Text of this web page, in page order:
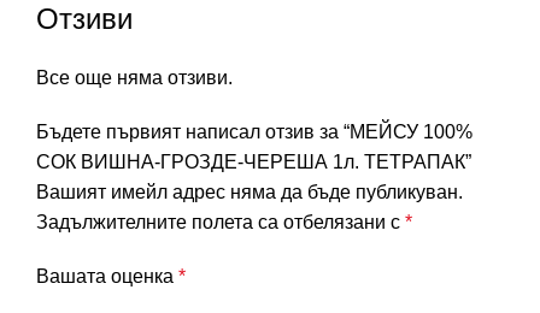
Отзиви
Все още няма отзиви.
Бъдете първият написал отзив за “МЕЙСУ 100%
СОК ВИШНА-ГРОЗДЕ-ЧЕРЕША 1л. ТЕТРАПАК”
Вашият имейл адрес няма да бъде публикуван.
Задължителните полета са отбелязани с *
Вашата оценка *